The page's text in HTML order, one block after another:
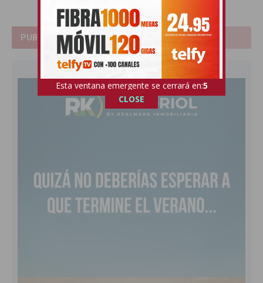
PUBLICIDAD
Esta ventana emergente se cerrará en:4
CLOSE